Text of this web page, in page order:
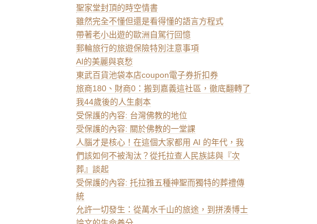
聖家堂封頂的時空情書
雖然完全不懂但還是看得懂的語言方程式
帶著老小出遊的歐洲自駕行回憶
郵輪旅行的旅遊保險特別注意事項
AI的美麗與哀愁
東武百貨池袋本店coupon電子券折扣券
旅商180、財商0：搬到嘉義這社區，徹底翻轉了
我44歲後的人生劇本
受保護的內容: 台灣佛教的地位
受保護的內容: 關於佛教的一堂課
人腦才是核心！在這個大家都用 AI 的年代，我
們該如何不被淘汰？從托拉查人民族誌與『次
葬』談起
受保護的內容: 托拉雅五種神聖而獨特的葬禮傳
統
允許一切發生：從萬水千山的旅途，到拼湊博士